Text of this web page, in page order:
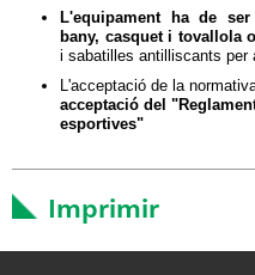
L'equipament ha de
bany, casquet i tovallola
i sabatilles antilliscants per
L'acceptació de la
acceptació del
esportives"
Imprimir